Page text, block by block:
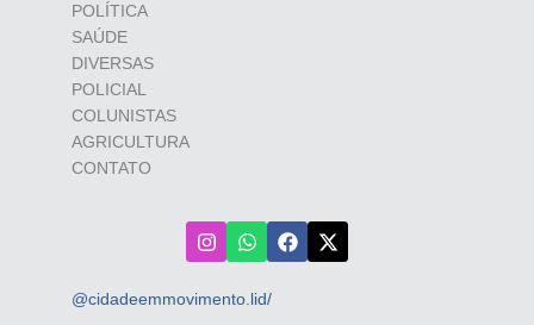
POLÍTICA
SAÚDE
DIVERSAS
POLICIAL
COLUNISTAS
AGRICULTURA
CONTATO
@cidadeemmovimento.lid/